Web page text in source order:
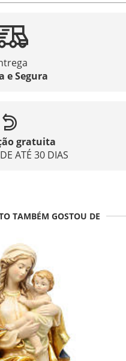
e Segura
gratuita
ATÉ 30 DIAS
TAMBÉM GOSTOU DE